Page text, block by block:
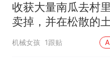
收获大量南瓜去村
卖掉，并在松散的
种植生姜
机械女孩 1跟贴